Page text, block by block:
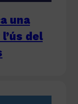
una
del